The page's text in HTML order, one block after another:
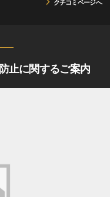
クチコミページへ
止に関するご案内